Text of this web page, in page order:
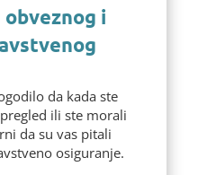
obveznog i
da kada ste
ili ste morali
da su vas pitali
osiguranje.